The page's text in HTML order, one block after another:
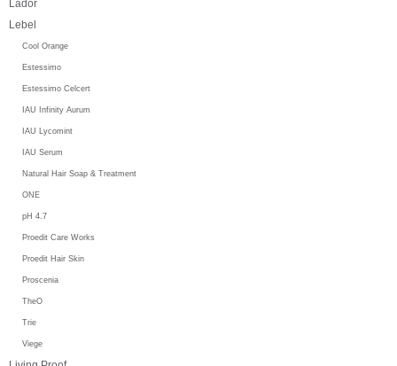
Lador
Lebel
Cool Orange
Estessimo
Estessimo Celcert
IAU Infinity Aurum
IAU Lycomint
IAU Serum
Natural Hair Soap & Treatment
ONE
pH 4.7
Proedit Care Works
Proedit Hair Skin
Proscenia
TheO
Trie
Viege